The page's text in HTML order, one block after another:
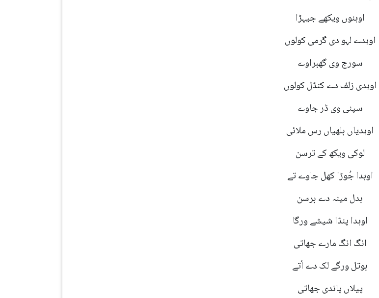
اوہنوں ویکھے جیہڑا
اوہدے لہو دی گرمی کولوں
سورج وی گھبراوے
اوہدی زلف دے کنڈل کولوں
سپنی وی ڈر جاوے
اوہدیاں بلھیاں رس ملائی
لوکی ویکھ کے ترسن
اوہدا جُوڑا کھل جاوے تے
بدل مینہ دے برسن
اوہدا پنڈا شیشے ورگا
انگ انگ مارے جھاتی
بوتل ورگے لک دے اُتے
پیلاں پاندی جھاتی